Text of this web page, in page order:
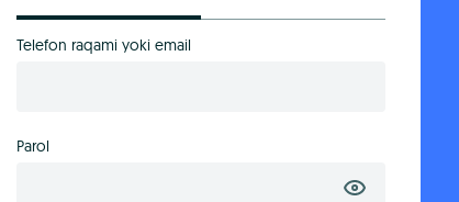
Telefon raqami yoki email
Parol